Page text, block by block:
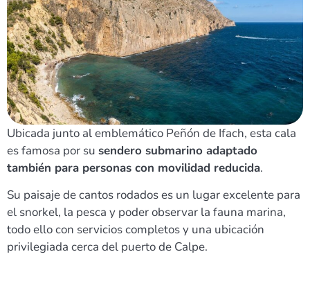
Ubicada junto al emblemático Peñón de Ifach, esta cala
es famosa por su sendero submarino adaptado
también para personas con movilidad reducida.
Su paisaje de cantos rodados es un lugar excelente para
el snorkel, la pesca y poder observar la fauna marina,
todo ello con servicios completos y una ubicación
privilegiada cerca del puerto de Calpe.